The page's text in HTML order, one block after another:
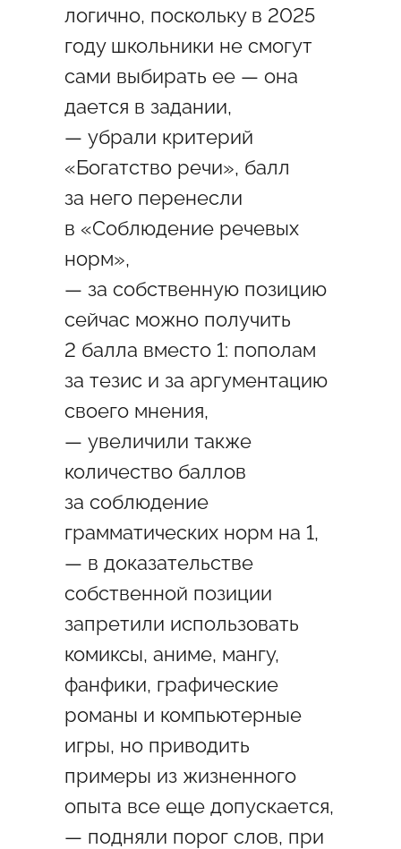
логично, поскольку в 2025
году школьники не смогут
сами выбирать ее — она
дается в задании,
— убрали критерий
«Богатство речи», балл
за него перенесли
в «Соблюдение речевых
норм»,
— за собственную позицию
сейчас можно получить
2 балла вместо 1: пополам
за тезис и за аргументацию
своего мнения,
— увеличили также
количество баллов
за соблюдение
грамматических норм на 1,
— в доказательстве
собственной позиции
запретили использовать
комиксы, аниме, мангу,
фанфики, графические
романы и компьютерные
игры, но приводить
примеры из жизненного
опыта все еще допускается,
— подняли порог слов, при